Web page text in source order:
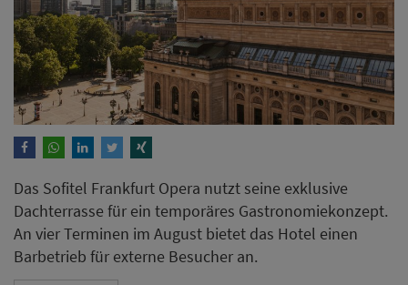
Das Sofitel Frankfurt Opera nutzt seine exklusive
Dachterrasse für ein temporäres Gastronomiekonzept.
An vier Terminen im August bietet das Hotel einen
Barbetrieb für externe Besucher an.